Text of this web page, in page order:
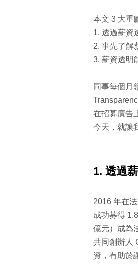
本文 3 大重
1. 透過薪資
2. 事先了解
3. 薪資透明
同事每個月
在招募廣告
今天，就讓
1. 透過
2016 年在
成功募得
億元）成為
共同創辦人
資，有助於